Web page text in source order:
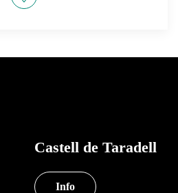
Castell de Taradell
Info